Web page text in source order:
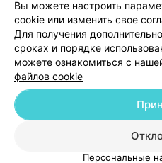
Обработка
© 2026 ООО «Артокс Лаб», УНП
Служба поддержки
Вы можете настроить
cookie или изменить свое
Для получения
сроках и порядке
можете ознакомиться с
файлов cookie
Персональные